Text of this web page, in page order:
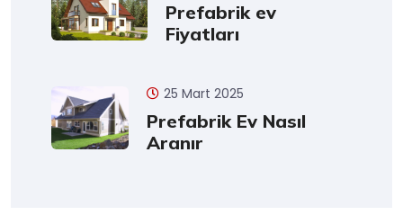
Prefabrik ev
Fiyatları
25 Mart 2025
Prefabrik Ev Nasıl
Aranır